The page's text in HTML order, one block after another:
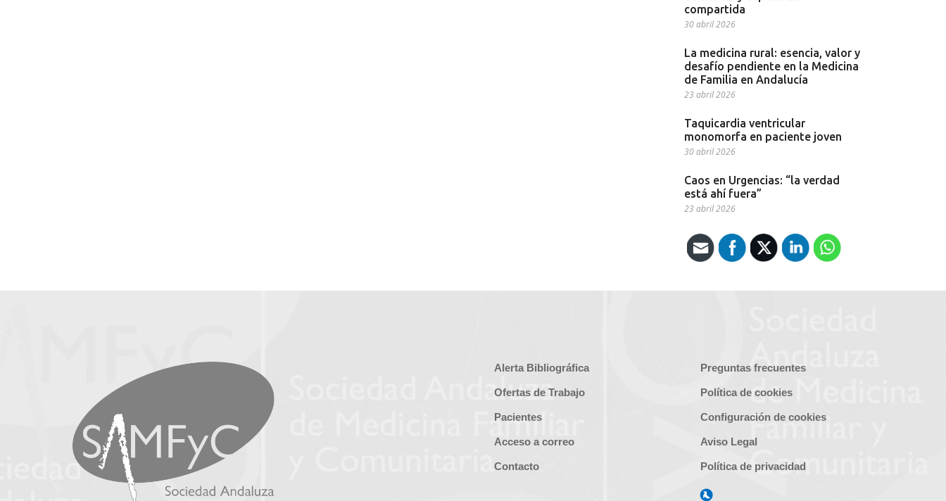
compartida
30 abril 2026
La medicina rural: esencia, valor y
desafío pendiente en la Medicina
de Familia en Andalucía
23 abril 2026
Taquicardia ventricular
monomorfa en paciente joven
30 abril 2026
Caos en Urgencias: “la verdad
está ahí fuera”
23 abril 2026
Alerta Bibliográfica
Ofertas de Trabajo
Pacientes
Acceso a correo
Contacto
Preguntas frecuentes
Política de cookies
Configuración de cookies
Aviso Legal
Política de privacidad